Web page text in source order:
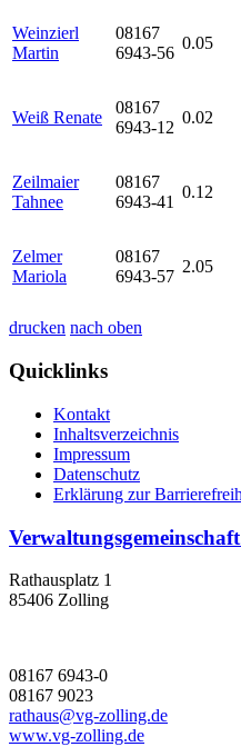
Weinzierl
Martin
08167
6943-56
0.05
Weiß Renate
08167
6943-12
0.02
Zeilmaier
Tahnee
08167
6943-41
0.12
Zelmer
Mariola
08167
6943-57
2.05
drucken nach oben
Quicklinks
Kontakt
Inhaltsverzeichnis
Impressum
Datenschutz
Erklärung zur
Rathausplatz 1
85406 Zolling
08167 6943-0
08167 9023
rathaus@vg-zolling.de
www.vg-zolling.de